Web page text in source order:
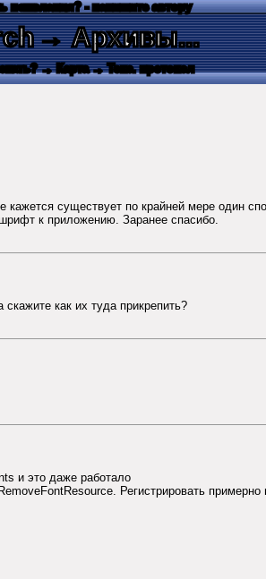
пожелания? - напишите автору
→ Архивы...
→ Карта → Текс. протокол
существует по крайней мере один
к приложению. Заранее спасибо.
как их туда прикрепить?
и это даже работало
Регистрировать примерно